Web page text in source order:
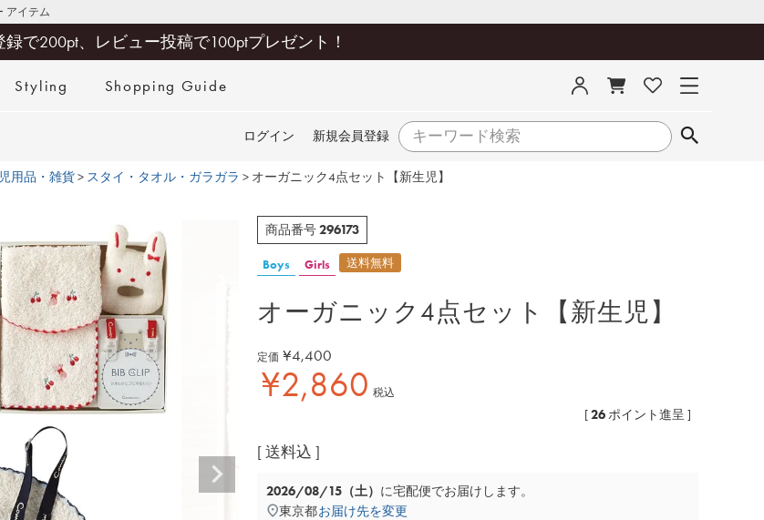
アイテム
録で200pt、レビュー投稿で100ptプレゼント！
Styling Shopping Guide
ログイン 新規会員登録
検索
用品・雑貨 スタイ・タオル・ガラガラ オーガニック4点セット【新生児】
商品番号296173
Boys Girls 送料無料
オーガニック4点セット【新生児】
定価 ¥4,400
¥2,860 税込
[26ポイント進呈 ]
送料込
2026/08/15（土） に宅配便でお届けします。
東京都お届け先を変更